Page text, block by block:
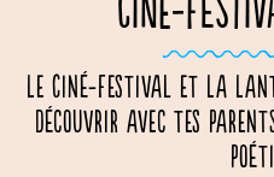
CINÉ-
Le Ciné-Festival et La
découvrir avec tes